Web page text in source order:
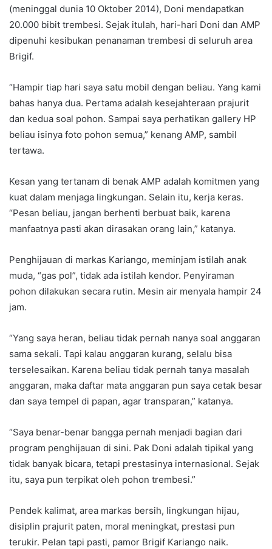
(meninggal dunia 10 Oktober 2014), Doni mendapatkan
20.000 bibit trembesi. Sejak itulah, hari-hari Doni dan AMP
dipenuhi kesibukan penanaman trembesi di seluruh area
Brigif.
“Hampir tiap hari saya satu mobil dengan beliau. Yang kami
bahas hanya dua. Pertama adalah kesejahteraan prajurit
dan kedua soal pohon. Sampai saya perhatikan gallery HP
beliau isinya foto pohon semua,” kenang AMP, sambil
tertawa.
Kesan yang tertanam di benak AMP adalah komitmen yang
kuat dalam menjaga lingkungan. Selain itu, kerja keras.
“Pesan beliau, jangan berhenti berbuat baik, karena
manfaatnya pasti akan dirasakan orang lain,” katanya.
Penghijauan di markas Kariango, meminjam istilah anak
muda, “gas pol”, tidak ada istilah kendor. Penyiraman
pohon dilakukan secara rutin. Mesin air menyala hampir 24
jam.
“Yang saya heran, beliau tidak pernah nanya soal anggaran
sama sekali. Tapi kalau anggaran kurang, selalu bisa
terselesaikan. Karena beliau tidak pernah tanya masalah
anggaran, maka daftar mata anggaran pun saya cetak besar
dan saya tempel di papan, agar transparan,” katanya.
“Saya benar-benar bangga pernah menjadi bagian dari
program penghijauan di sini. Pak Doni adalah tipikal yang
tidak banyak bicara, tetapi prestasinya internasional. Sejak
itu, saya pun terpikat oleh pohon trembesi.”
Pendek kalimat, area markas bersih, lingkungan hijau,
disiplin prajurit paten, moral meningkat, prestasi pun
terukir. Pelan tapi pasti, pamor Brigif Kariango naik.